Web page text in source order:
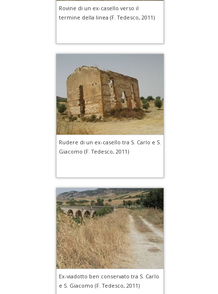
Rovine di un ex-casello verso il
termine della linea (F. Tedesco, 2011)
Rudere di un ex-casello tra S. Carlo e S.
Giacomo (F. Tedesco, 2011)
Ex-viadotto ben conservato tra S. Carlo
e S. Giacomo (F. Tedesco, 2011)